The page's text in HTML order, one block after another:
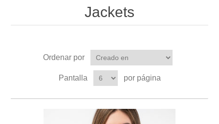
Jackets
Ordenar por
Pantalla por página